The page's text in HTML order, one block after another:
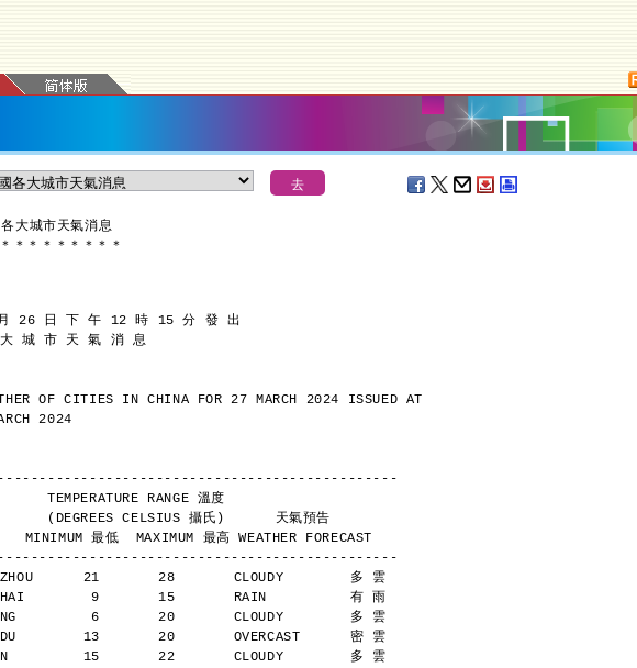
大城市天氣消息
＊ ＊ ＊ ＊ ＊ ＊ ＊ ＊ ＊
26 日 下 午 12 時 15 分 發 出
城 市 天 氣 消 息
OF CITIES IN CHINA FOR 27 MARCH 2024 ISSUED AT
2024
                        TEMPERATURE RANGE 溫度
                        (DEGREES CELSIUS 攝氏)      天氣預告
最低  MAXIMUM 最高 WEATHER FORECAST
21       28       CLOUDY        多 雲
9       15       RAIN          有 雨
6       20       CLOUDY        多 雲
13       20       OVERCAST      密 雲
15       22       CLOUDY        多 雲